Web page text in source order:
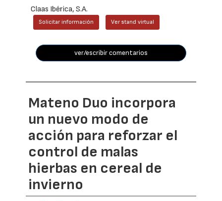
Claas Ibérica, S.A.
Solicitar información Ver stand virtual
ver/escribir comentarios
Mateno Duo incorpora
un nuevo modo de
acción para reforzar el
control de malas
hierbas en cereal de
invierno